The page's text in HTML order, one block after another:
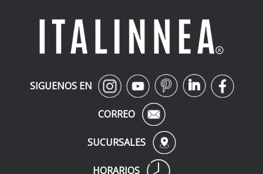
SIGUENOS EN
CORREO
SUCURSALES
HORARIOS